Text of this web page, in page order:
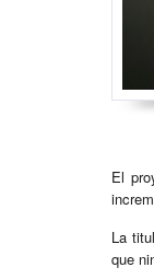
El
La
que